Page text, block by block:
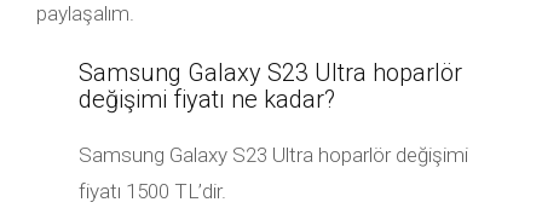
paylaşalım.
Samsung Galaxy S23 Ultra hoparlör
değişimi fiyatı ne kadar?
Samsung Galaxy S23 Ultra hoparlör değişimi
fiyatı 1500 TL’dir.